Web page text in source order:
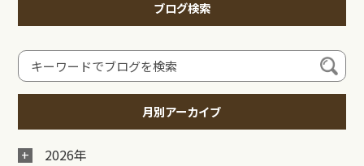
ブログ検索
月別アーカイブ
2026年